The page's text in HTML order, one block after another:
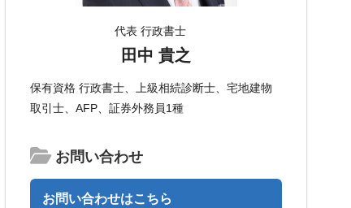
代表 行政書士
田中 貴之
保有資格 行政書士、上級相続診断士、宅地建物
取引士、AFP、証券外務員1種
お問い合わせ
お問い合わせはこちら